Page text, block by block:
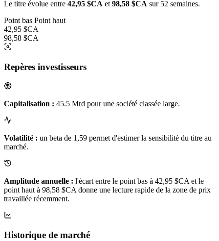
Le titre évolue entre 42,95 $CA et 98,58 $CA sur 52 semaines.
Point bas Point haut
42,95 $CA
98,58 $CA
Repères investisseurs
Capitalisation : 45.5 Mrd pour une société classée large.
Volatilité : un beta de 1,59 permet d'estimer la sensibilité du titre au
marché.
Amplitude annuelle : l'écart entre le point bas à 42,95 $CA et le
point haut à 98,58 $CA donne une lecture rapide de la zone de prix
travaillée récemment.
Historique de marché